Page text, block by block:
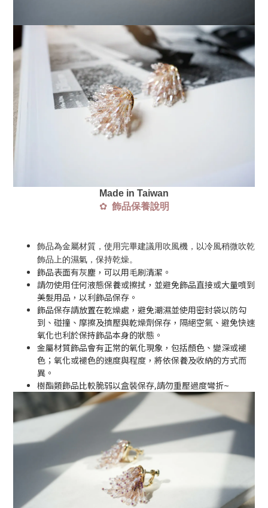
Made in Taiwan
✿ 飾品保養說明
飾品為金屬材質，使用完畢建議用吹風機，以冷風稍微吹乾
飾品上的濕氣，保持乾燥。
飾品表面有灰塵，可以用毛刷清潔。
請勿使用任何液態保養或擦拭，並避免飾品直接或大量噴到
美髮用品，以利飾品保存。
飾品保存請放置在乾燥處，避免潮濕並使用密封袋以防勾
到、碰撞、摩擦及擠壓與乾燥劑保存，隔絕空氣、避免快速
氧化也利於保持飾品本身的狀態。
金屬材質飾品會有正常的氧化現象，包括顏色、變深或褪
色；氧化或褪色的速度與程度，將依保養及收納的方式而
異。
樹酯類飾品比較脆弱以盒裝保存,請勿重壓過度彎折~